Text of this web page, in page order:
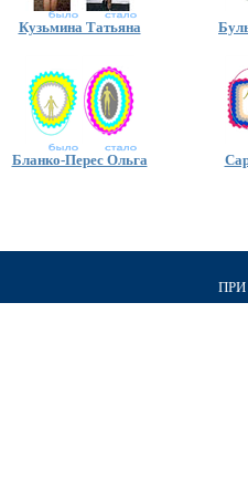
Кузьмина Татьяна
Бланко-Перес Ольга
ПРИ